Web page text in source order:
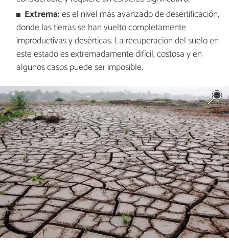
Extrema:es el nivel más avanzado de desertificación,
donde las tierras se han vuelto completamente
improductivas y desérticas. La recuperación del suelo en
este estado es extremadamente difícil, costosa y en
algunos casos puede ser imposible.